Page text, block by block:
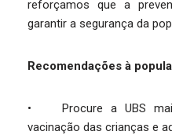
reforçamos que a
garantir a segurança da
Recomendações à
• Procure a UBS
vacinação das crianças e